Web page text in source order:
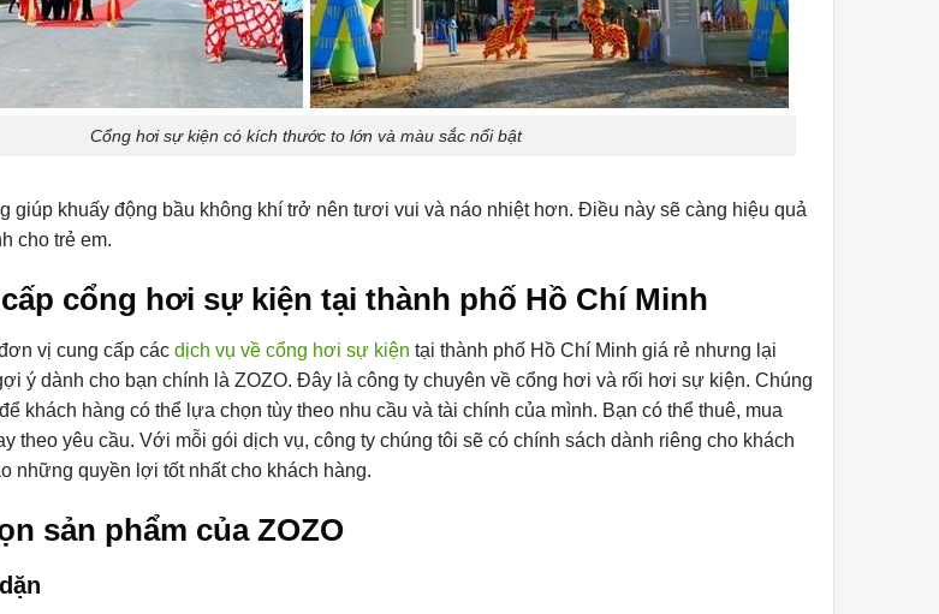
Cổng hơi sự kiện có kích thước to lớn và màu sắc nổi bật
giúp khuấy động bầu không khí trở nên tươi vui và náo nhiệt hơn. Điều này sẽ càng hiệu quả
cho trẻ em.
cổng hơi sự kiện tại thành phố Hồ Chí Minh
vị cung cấp các dịch vụ về cổng hơi sự kiện tại thành phố Hồ Chí Minh giá rẻ nhưng lại
ý dành cho bạn chính là ZOZO. Đây là công ty chuyên về cổng hơi và rối hơi sự kiện. Chúng
khách hàng có thể lựa chọn tùy theo nhu cầu và tài chính của mình. Bạn có thể thuê, mua
theo yêu cầu. Với mỗi gói dịch vụ, công ty chúng tôi sẽ có chính sách dành riêng cho khách
những quyền lợi tốt nhất cho khách hàng.
sản phẩm của ZOZO